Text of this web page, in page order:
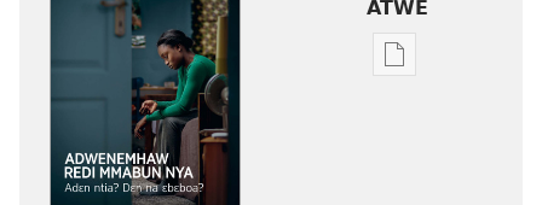
ATWE
Baabi